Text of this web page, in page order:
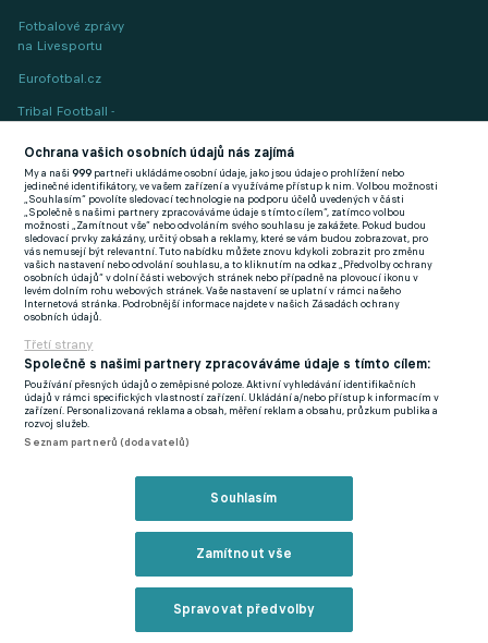
Fotbalové zprávy
na Livesportu
Eurofotbal.cz
Tribal Football -
(EN)
FlashFutbal (SK)
Tenisportal.cz
Tenisové zprávy
na Livesportu
Podmínky užití
Zásady ochrany osobních údajů
GDPR a žurnalistika
Ochrana vašich osobních údajů nás zajímá
My a naši999 partneři ukládáme osobní údaje, jako jsou údaje o prohlížení nebo
jedinečné identifikátory, ve vašem zařízení a využíváme přístup k nim. Volbou možnosti
„Souhlasím“ povolíte sledovací technologie na podporu účelů uvedených v části
„Společně s našimi partnery zpracováváme údaje s tímto cílem“, zatímco volbou
možnosti „Zamítnout vše“ nebo odvoláním svého souhlasu je zakážete. Pokud budou
sledovací prvky zakázány, určitý obsah a reklamy, které se vám budou zobrazovat, pro
vás nemusejí být relevantní. Tuto nabídku můžete znovu kdykoli zobrazit pro změnu
vašich nastavení nebo odvolání souhlasu, a to kliknutím na odkaz „Předvolby ochrany
osobních údajů“ v dolní části webových stránek nebo případně na plovoucí ikonu v
levém dolním rohu webových stránek. Vaše nastavení se uplatní v rámci našeho
Internetová stránka. Podrobnější informace najdete v našich Zásadách ochrany
osobních údajů.
Třetí strany
Společně s našimi partnery zpracováváme údaje s tímto cílem:
Používání přesných údajů o zeměpisné poloze. Aktivní vyhledávání identifikačních
údajů v rámci specifických vlastností zařízení. Ukládání a/nebo přístup k informacím v
zařízení. Personalizovaná reklama a obsah, měření reklam a obsahu, průzkum publika a
rozvoj služeb.
Seznam partnerů (dodavatelů)
Souhlasím
Zamítnout vše
Spravovat předvolby